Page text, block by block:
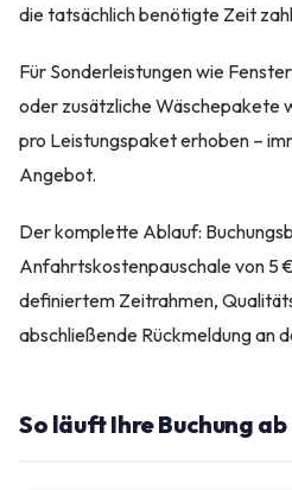
die tatsächlich benötigte Zeit
Für Sonderleistungen wie
oder zusätzliche Wäschepakete
pro Leistungspaket erhoben –
Angebot.
Der komplette Ablauf:
Anfahrtskostenpauschale von 5
definiertem Zeitrahmen,
abschließende Rückmeldung an
So läuft Ihre Buchung ab